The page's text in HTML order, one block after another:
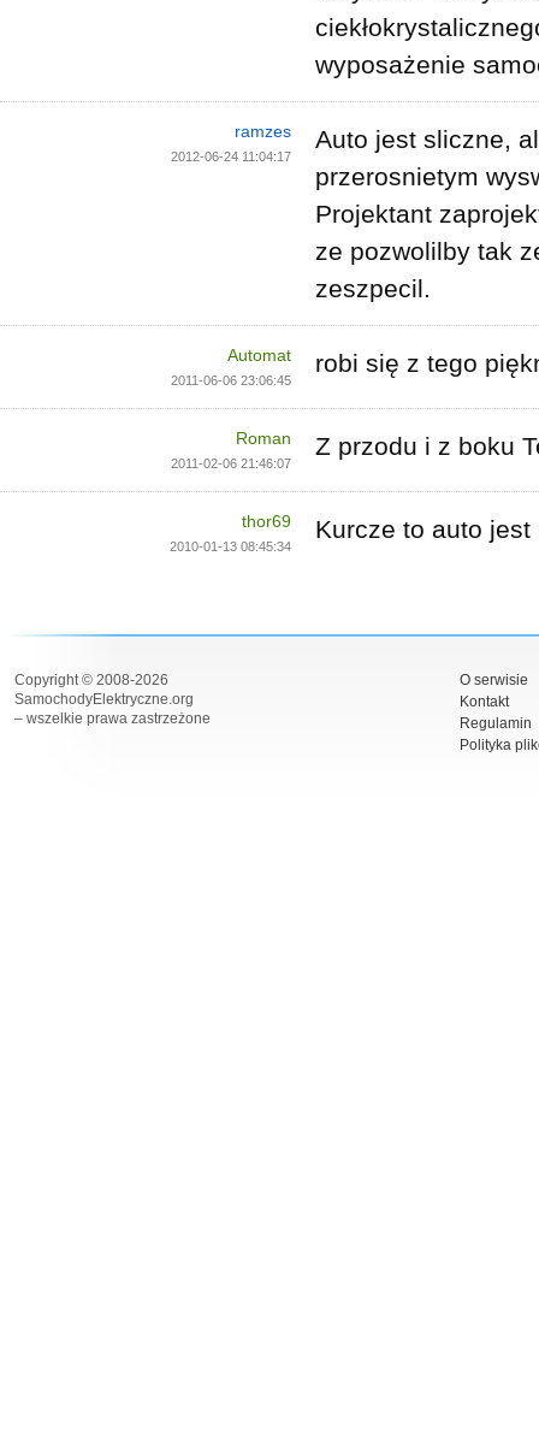
wyposażenie
ramzes
2012-06-24 11:04:17
Auto jest sliczne,
przerosnietym
Projektant
ze pozwolilby tak
zeszpecil.
Automat
2011-06-06 23:06:45
robi się z tego
Roman
2011-02-06 21:46:07
Z przodu i z boku
thor69
2010-01-13 08:45:34
Kurcze to auto
Copyright © 2008-2026
SamochodyElektryczne.org
– wszelkie prawa zastrzeżone
O serwisie
Kontakt
Regulamin
Polityka